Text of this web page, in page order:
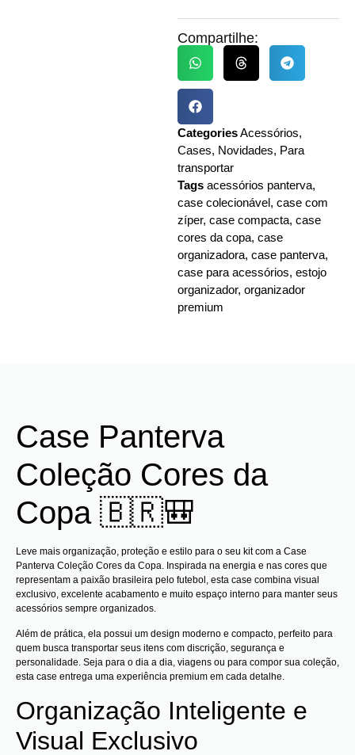
Compartilhe:
CategoriesAcessórios,
Cases, Novidades, Para
transportar
Tags acessórios panterva,
case colecionável, case com
zíper, case compacta, case
cores da copa, case
organizadora, case panterva,
case para acessórios, estojo
organizador, organizador
premium
Case Panterva
Coleção Cores da
Copa 🇧🇷🎒
Leve mais organização, proteção e estilo para o seu kit com a Case
Panterva Coleção Cores da Copa. Inspirada na energia e nas cores que
representam a paixão brasileira pelo futebol, esta case combina visual
exclusivo, excelente acabamento e muito espaço interno para manter seus
acessórios sempre organizados.
Além de prática, ela possui um design moderno e compacto, perfeito para
quem busca transportar seus itens com discrição, segurança e
personalidade. Seja para o dia a dia, viagens ou para compor sua coleção,
esta case entrega uma experiência premium em cada detalhe.
Organização Inteligente e
Visual Exclusivo